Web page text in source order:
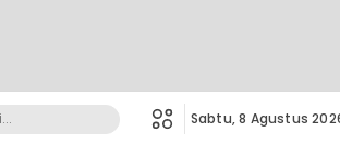
Sabtu, 8 Agustus